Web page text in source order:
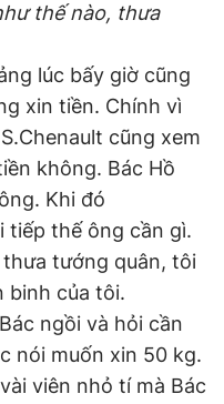
thế nào, thưa
lúc bấy giờ cũng
xin tiền. Chính vì
cũng xem
không. Bác Hồ
Khi đó
tiếp thế ông cần gì.
thưa tướng quân, tôi
binh của tôi.
ngồi và hỏi cần
nói muốn xin 50 kg.
viên nhỏ tí mà Bác